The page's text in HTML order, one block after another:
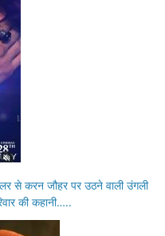
से करन जौहर पर उठने वाली उंगली
की कहानी…..